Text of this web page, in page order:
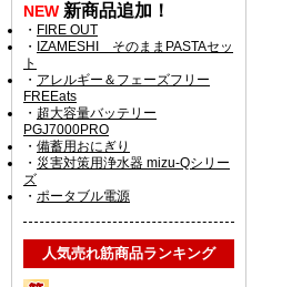
NEW 新商品追加！
・ FIRE OUT
・ IZAMESHI そのままPASTAセッ
ト
・ アレルギー＆フェーズフリー
FREEats
・ 超大容量バッテリー
PGJ7000PRO
・ 備蓄用おにぎり
・ 災害対策用浄水器 mizu-Qシリー
ズ
・ ポータブル電源
人気売れ筋商品ランキング